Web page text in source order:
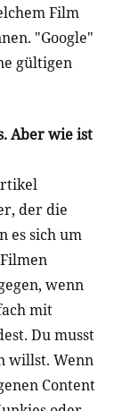
Film
"Google"
gültigen
Aber wie ist
der die
es sich um
wenn
mit
Du musst
willst. Wenn
Content